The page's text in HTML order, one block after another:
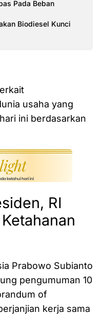
Pada Beban
Biodiesel Kunci
usaha yang
ini berdasarkan
RI
Prabowo Subianto
pengumuman 10
of
kerja sama